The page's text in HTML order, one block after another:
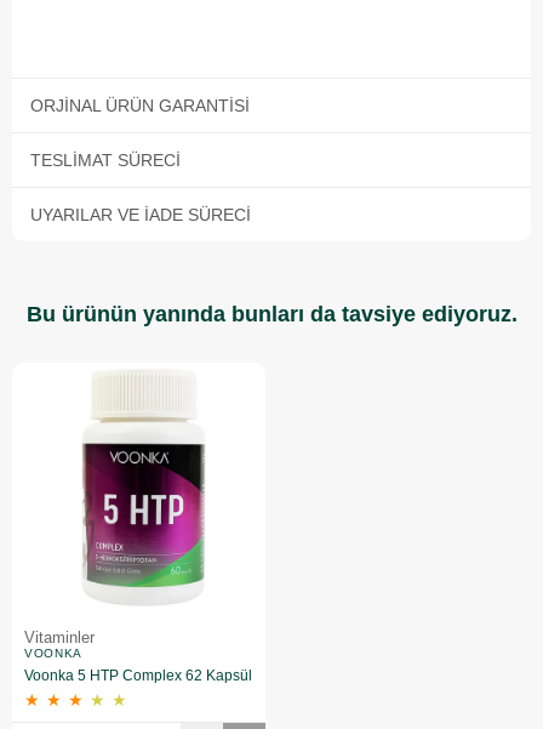
ORJINAL ÜRÜN GARANTISI
TESLIMAT SÜRECI
UYARILAR VE İADE SÜRECI
Bu ürünün yanında bunları da tavsiye ediyoruz.
Vitaminler
VOONKA
Voonka 5 HTP Complex 62 Kapsül
★ ★ ★ ★ ★